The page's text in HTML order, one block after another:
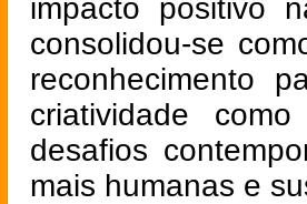
impacto positivo
consolidou-se
reconhecimento
criatividade
desafios
mais humanas e